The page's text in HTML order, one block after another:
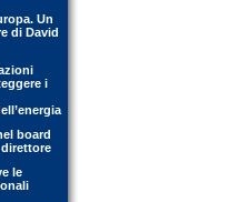
Un
di David
i
board
direttore
le